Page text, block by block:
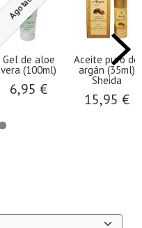
Gel de aloe
vera (100ml)
6,95 €
Aceite puro de
argán (35ml)
Sheida
15,95 €